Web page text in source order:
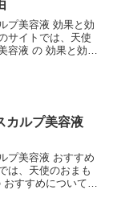
プ美容液 効果と効
サイトでは、天使
容液 の 効果と効果
カルプ美容液
プ美容液 おすすめ
は、天使のおまも
おすすめについて、